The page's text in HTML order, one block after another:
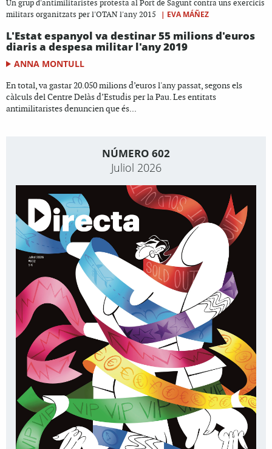
Un grup d'antimilitaristes protesta al Port de Sagunt contra uns exercicis
militars organitzats per l'OTAN l'any 2015
| EVA MÁÑEZ
L'Estat espanyol va destinar 55 milions d'euros
diaris a despesa militar l'any 2019
ANNA MONTULL
En total, va gastar 20.050 milions d’euros l'any passat, segons els
càlculs del Centre Delàs d’Estudis per la Pau. Les entitats
antimilitaristes denuncien que és...
NÚMERO 602
Juliol 2026